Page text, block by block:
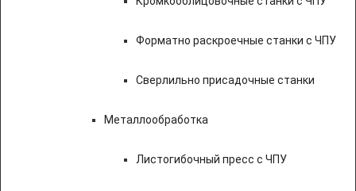
Форматно раскроечные станки с ЧПУ
Сверлильно присадочные станки
Металлообработка
Листогибочный пресс с ЧПУ